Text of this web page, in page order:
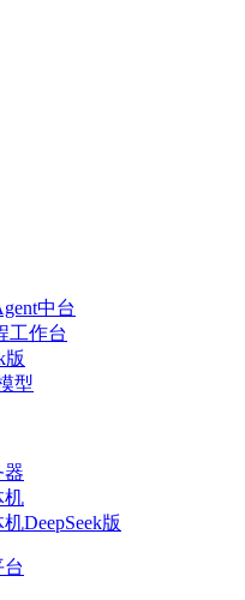
中台
工作台
版
型
器
机
DeepSeek版